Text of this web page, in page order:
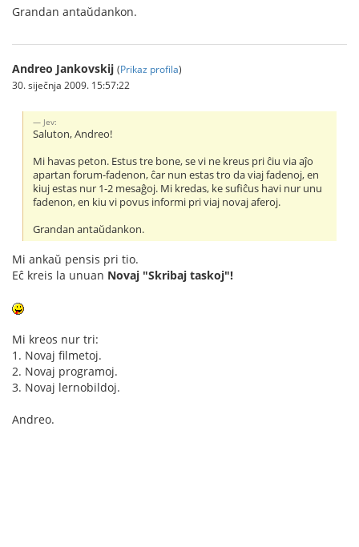
Grandan antaŭdankon.
Andreo Jankovskij (Prikaz profila)
30. siječnja 2009. 15:57:22
Jev:
Saluton, Andreo!
Mi havas peton. Estus tre bone, se vi ne kreus pri ĉiu via aĵo
apartan forum-fadenon, ĉar nun estas tro da viaj fadenoj, en
kiuj estas nur 1-2 mesaĝoj. Mi kredas, ke sufiĉus havi nur unu
fadenon, en kiu vi povus informi pri viaj novaj aferoj.
Grandan antaŭdankon.
Mi ankaŭ pensis pri tio.
Eĉ kreis la unuan Novaj "Skribaj taskoj"!
Mi kreos nur tri:
1. Novaj filmetoj.
2. Novaj programoj.
3. Novaj lernobildoj.
Andreo.